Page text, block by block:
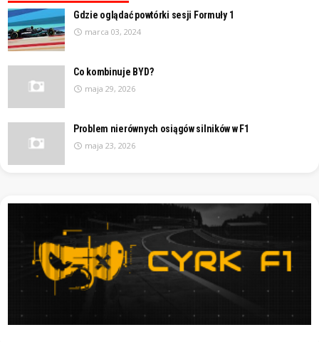
Gdzie oglądać powtórki sesji Formuły 1
marca 03, 2024
Co kombinuje BYD?
maja 29, 2026
Problem nierównych osiągów silników w F1
maja 23, 2026